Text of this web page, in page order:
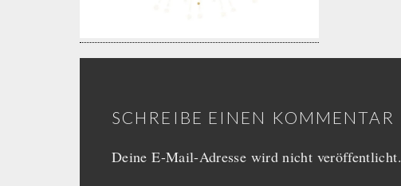
SCHREIBE EINEN KOMMENTAR
Deine E-Mail-Adresse wird nicht veröffentlicht.